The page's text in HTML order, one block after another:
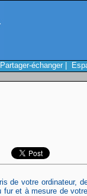
Partager-échanger|
de votre ordinateur,
fur et à mesure de votre